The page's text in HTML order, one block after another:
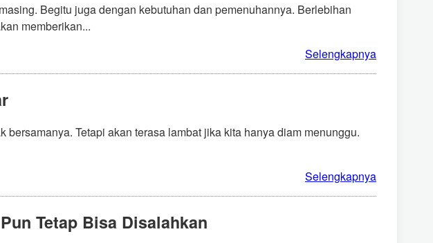
Begitu juga dengan kebutuhan dan pemenuhannya. Berlebihan
memberikan...
Selengkapnya
bersamanya. Tetapi akan terasa lambat jika kita hanya diam menunggu.
Selengkapnya
Tetap Bisa Disalahkan